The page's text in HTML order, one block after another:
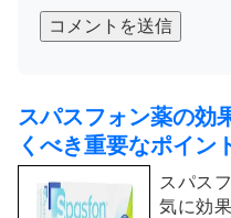
コメントを送信
スパスフォン薬の効
くべき重要なポイン
スパス
気に効